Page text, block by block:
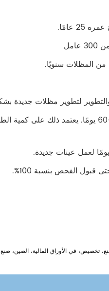
6. كم من الوقت هو مهلة الإنتاج الخاص بك ؟ في الأساس، مهلة الإنتاج لدينا
الموردين، بالجملة، شراء، مصنع، تخصيص، في الأوراق